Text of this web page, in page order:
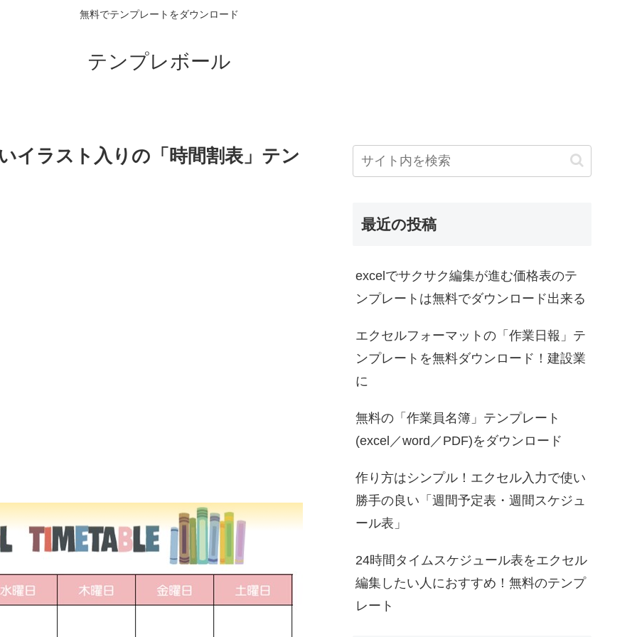
無料でテンプレートをダウンロード
テンプレボール
イラスト入りの「時間割表」テン
最近の投稿
excelでサクサク編集が進む価格表のテ
ンプレートは無料でダウンロード出来る
エクセルフォーマットの「作業日報」テ
ンプレートを無料ダウンロード！建設業
に
無料の「作業員名簿」テンプレート
(excel／word／PDF)をダウンロード
作り方はシンプル！エクセル入力で使い
勝手の良い「週間予定表・週間スケジュ
ール表」
24時間タイムスケジュール表をエクセル
編集したい人におすすめ！無料のテンプ
レート